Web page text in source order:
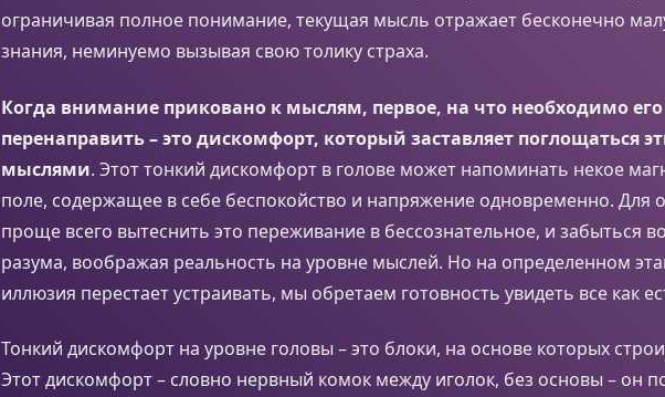
ограничивая полное понимание, текущая мысль отражает бесконечно
знания, неминуемо вызывая свою толику страха.
Когда внимание приковано к мыслям, первое, на что необходимо его
перенаправить – это дискомфорт, который заставляет поглощаться
мыслями. Этот тонкий дискомфорт в голове может напоминать некое
поле, содержащее в себе беспокойство и напряжение одновременно. Для
проще всего вытеснить это переживание в бессознательное, и забыться
разума, воображая реальность на уровне мыслей. Но на определенном
иллюзия перестает устраивать, мы обретаем готовность увидеть все как
Тонкий дискомфорт на уровне головы – это блоки, на основе которых
Этот дискомфорт – словно нервный комок между иголок, без основы – он